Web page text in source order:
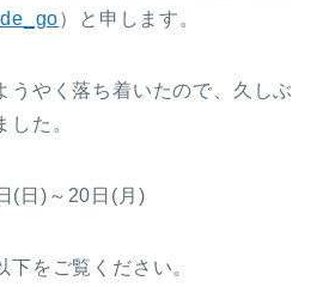
）と申します。
うやく落ち着いたので、久しぶ
した。
(日)～20日(月)
下をご覧ください。